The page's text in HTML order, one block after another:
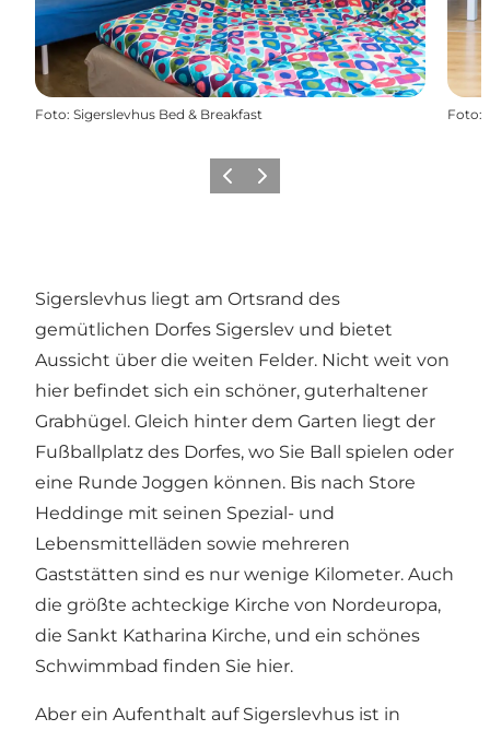
Foto: Sigerslevhus Bed & Breakfast Foto:
ZurückWeiter
Sigerslevhus liegt am Ortsrand des
gemütlichen Dorfes Sigerslev und bietet
Aussicht über die weiten Felder. Nicht weit von
hier befindet sich ein schöner, guterhaltener
Grabhügel. Gleich hinter dem Garten liegt der
Fußballplatz des Dorfes, wo Sie Ball spielen oder
eine Runde Joggen können. Bis nach Store
Heddinge mit seinen Spezial- und
Lebensmittelläden sowie mehreren
Gaststätten sind es nur wenige Kilometer. Auch
die größte achteckige Kirche von Nordeuropa,
die Sankt Katharina Kirche, und ein schönes
Schwimmbad finden Sie hier.
Aber ein Aufenthalt auf Sigerslevhus ist in